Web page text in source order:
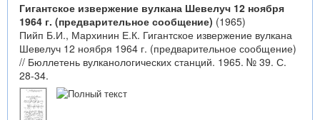
Гигантское извержение вулкана Шевелуч 12 ноября
1964 г. (предварительное сообщение) (1965)
Пийп Б.И., Мархинин Е.К. Гигантское извержение вулкана
Шевелуч 12 ноября 1964 г. (предварительное сообщение)
// Бюллетень вулканологических станций. 1965. № 39. С.
28-34.